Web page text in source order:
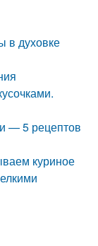
в духовке
— 5 рецептов
куриное